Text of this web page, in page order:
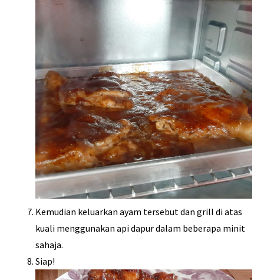
Kemudian keluarkan ayam tersebut dan grill di atas
kuali menggunakan api dapur dalam beberapa minit
sahaja.
Siap!